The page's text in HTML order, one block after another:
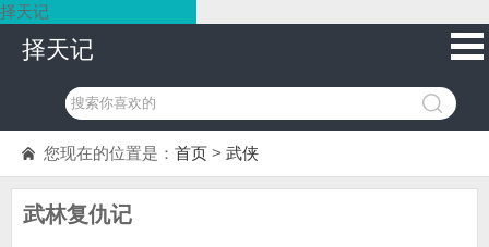
择天记
择天记
您现在的位置是： 首页 > 武侠
武林复仇记